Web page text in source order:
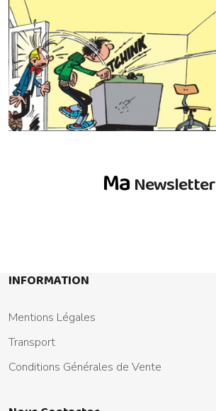
Ma Newsletter
INFORMATION
Mentions Légales
Transport
Conditions Générales de Vente